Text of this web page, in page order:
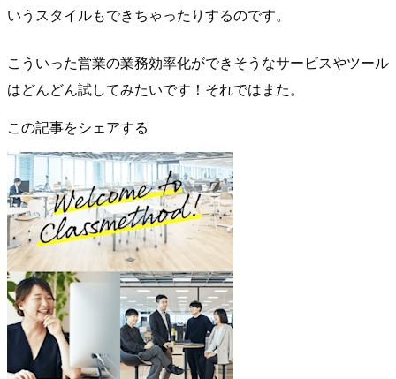
いうスタイルもできちゃったりするのです。
こういった営業の業務効率化ができそうなサービスやツール
はどんどん試してみたいです！それではまた。
この記事をシェアする